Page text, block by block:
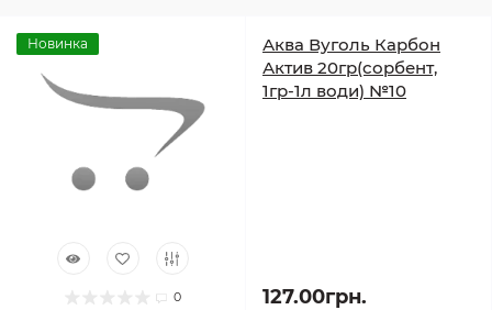
Новинка
0
Аква Вуголь Карбон
Актив 20гр(сорбент,
1гр-1л води) №10
127.00грн.